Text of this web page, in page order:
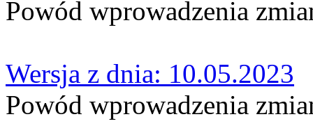
Powód wprowadzenia
Wersja z dnia: 10.05.2023
Powód wprowadzenia